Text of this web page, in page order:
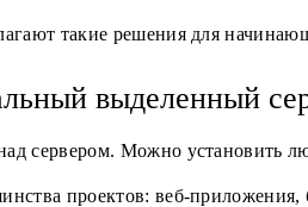
такие решения для
выделенный
сервером. Можно установить
проектов: веб-